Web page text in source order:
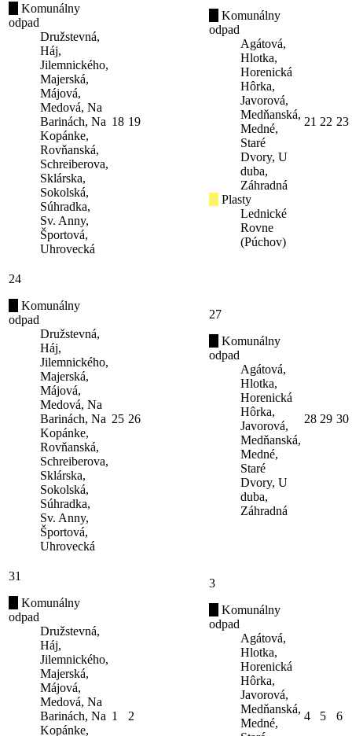
Komunálny
odpad
Družstevná,
Háj,
Jilemnického,
Majerská,
Májová,
Medová, Na
Barinách, Na
Kopánke,
Rovňanská,
Schreiberova,
Sklárska,
Sokolská,
Súhradka,
Sv. Anny,
Športová,
Uhrovecká
18 19
Komunálny
odpad
Agátová,
Hlotka,
Horenická
Hôrka,
Javorová,
Medňanská,
Medné,
Staré
Dvory, U
duba,
Záhradná
Plasty
Lednické
Rovne
(Púchov)
21 22 23
24
Komunálny
odpad
Družstevná,
Háj,
Jilemnického,
Majerská,
Májová,
Medová, Na
Barinách, Na
Kopánke,
Rovňanská,
Schreiberova,
Sklárska,
Sokolská,
Súhradka,
Sv. Anny,
Športová,
Uhrovecká
25 26
27
Komunálny
odpad
Agátová,
Hlotka,
Horenická
Hôrka,
Javorová,
Medňanská,
Medné,
Staré
Dvory, U
duba,
Záhradná
28 29 30
31
Komunálny
odpad
Družstevná,
Háj,
Jilemnického,
Majerská,
Májová,
Medová, Na
Barinách, Na
Kopánke,
1 2
3
Komunálny
odpad
Agátová,
Hlotka,
Horenická
Hôrka,
Javorová,
Medňanská,
Medné,
4 5 6